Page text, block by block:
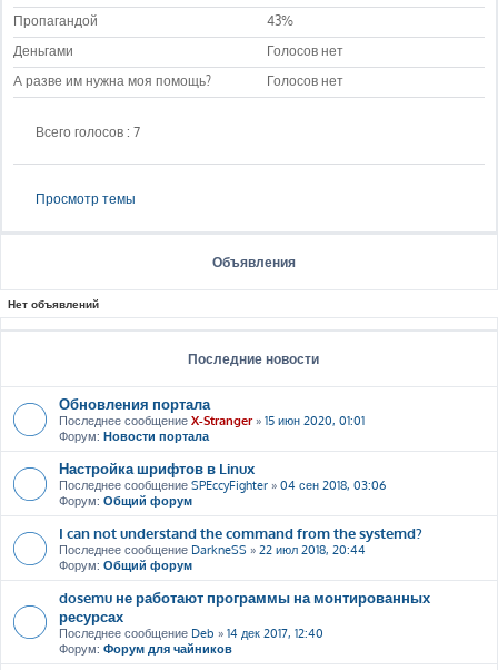
Пропагандой
43%
Деньгами
Голосов нет
А разве им нужна моя помощь?
Голосов нет
Всего голосов : 7
Просмотр темы
Объявления
Нет объявлений
Последние новости
Обновления портала
Последнее сообщение X-Stranger» 15 июн 2020, 01:01
Форум: Новости портала
Настройка шрифтов в Linux
Последнее сообщение SPEccyFighter » 04 сен 2018, 03:06
Форум: Общий форум
I can not understand the command from the systemd?
Последнее сообщение DarkneSS » 22 июл 2018, 20:44
Форум: Общий форум
dosemu не работают программы на монтированных
ресурсах
Последнее сообщение Deb » 14 дек 2017, 12:40
Форум: Форум для чайников